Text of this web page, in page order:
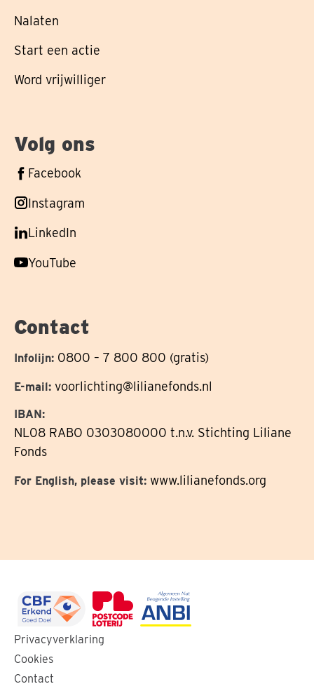
Nalaten
Start een actie
Word vrijwilliger
Volg ons
Volg
op
Facebook
Volg
op
Instagram
Volg
op
LinkedIn
Volg
YouTube
Contact
Infolijn: 0800 – 7 800 800 (gratis)
E-mail: voorlichting@lilianefonds.nl
IBAN:
NL08 RABO 0303080000 t.n.v. Stichting Liliane
Fonds
For English, please visit: www.lilianefonds.org
Ga
naar
de
Ga
Privacyverklaring
Cookies
Contact